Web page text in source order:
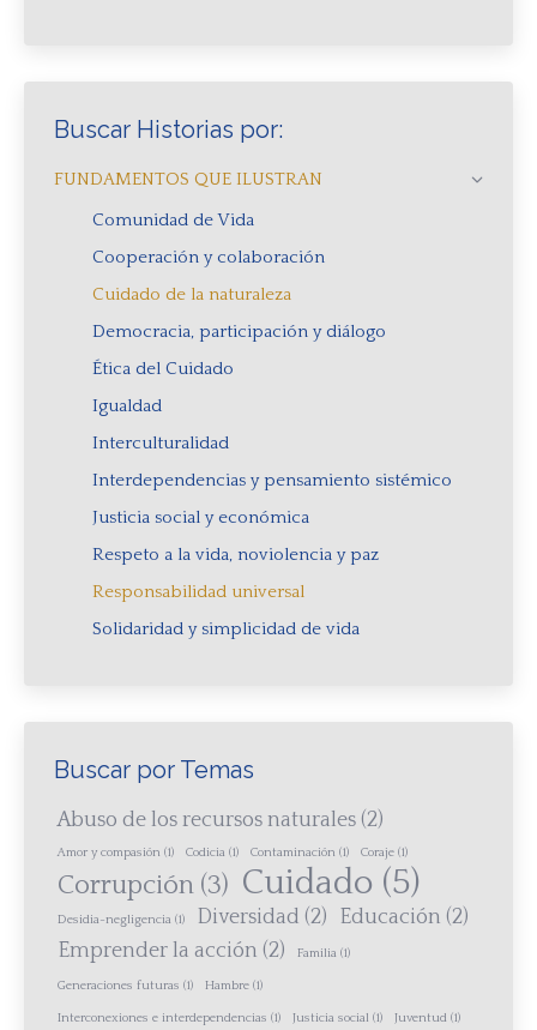
Buscar Historias por:
FUNDAMENTOS QUE ILUSTRAN
Comunidad de Vida
Cooperación y colaboración
Cuidado de la naturaleza
Democracia, participación y diálogo
Ética del Cuidado
Igualdad
Interculturalidad
Interdependencias y pensamiento sistémico
Justicia social y económica
Respeto a la vida, noviolencia y paz
Responsabilidad universal
Solidaridad y simplicidad de vida
Buscar por Temas
Abuso de los recursos naturales (2)
Amor y compasión (1) Codicia (1) Contaminación (1) Coraje (1)
Corrupción (3) Cuidado (5)
Desidia-negligencia (1) Diversidad (2) Educación (2)
Emprender la acción (2) Familia (1)
Generaciones futuras (1) Hambre (1)
Interconexiones e interdependencias (1) Justicia social (1) Juventud (1)